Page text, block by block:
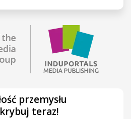
przemysłu
teraz!